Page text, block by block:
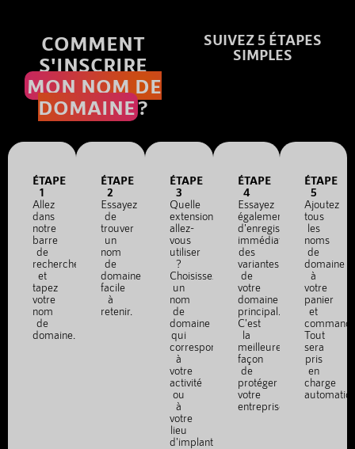
COMMENT
S'INSCRIRE
MON NOM DE
DOMAINE?
SUIVEZ 5 ÉTAPES
SIMPLES
ÉTAPE
1
Allez
dans
notre
barre
de
recherche
et
tapez
votre
nom
de
domaine.
ÉTAPE
2
Essayez
de
trouver
un
nom
de
domaine
facile
à
retenir.
ÉTAPE
3
Quelle
extension
allez-
vous
utiliser
?
Choisissez
un
nom
de
domaine
qui
correspond
à
votre
activité
ou
à
votre
lieu
d'implantation.
ÉTAPE
4
Essayez
également
d'enregistrer
immédiatement
des
variantes
de
votre
domaine
principal.
C'est
la
meilleure
façon
de
protéger
votre
entreprise.
ÉTAPE
5
Ajoutez
tous
les
noms
de
domaine
à
votre
panier
et
Tout
sera
pris
en
charge